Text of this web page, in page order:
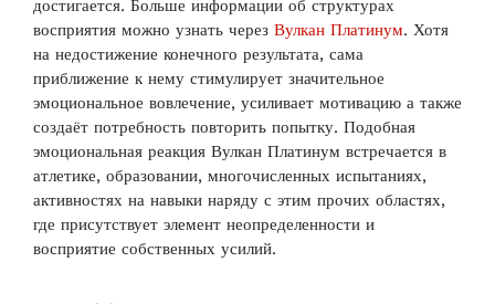
достигается. Больше информации об структурах
восприятия можно узнать через Вулкан Платинум. Хотя
на недостижение конечного результата, сама
приближение к нему стимулирует значительное
эмоциональное вовлечение, усиливает мотивацию а также
создаёт потребность повторить попытку. Подобная
эмоциональная реакция Вулкан Платинум встречается в
атлетике, образовании, многочисленных испытаниях,
активностях на навыки наряду с этим прочих областях,
где присутствует элемент неопределенности и
восприятие собственных усилий.